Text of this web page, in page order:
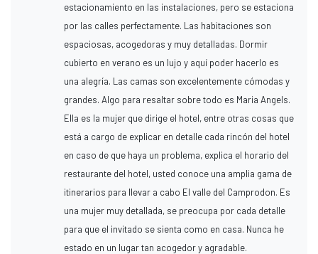
estacionamiento en las instalaciones, pero se estaciona
por las calles perfectamente. Las habitaciones son
espaciosas, acogedoras y muy detalladas. Dormir
cubierto en verano es un lujo y aquí poder hacerlo es
una alegría. Las camas son excelentemente cómodas y
grandes. Algo para resaltar sobre todo es Maria Angels.
Ella es la mujer que dirige el hotel, entre otras cosas que
está a cargo de explicar en detalle cada rincón del hotel
en caso de que haya un problema, explica el horario del
restaurante del hotel, usted conoce una amplia gama de
itinerarios para llevar a cabo El valle del Camprodon. Es
una mujer muy detallada, se preocupa por cada detalle
para que el invitado se sienta como en casa. Nunca he
estado en un lugar tan acogedor y agradable.